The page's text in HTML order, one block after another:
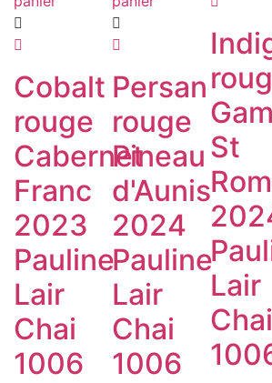
Cobalt
rouge
Cabernet
Franc
2023
Pauline
Lair
Chai
1006
Persan
rouge
Pineau
d'Aunis
2024
Pauline
Lair
Chai
1006
St
Lair
Chai